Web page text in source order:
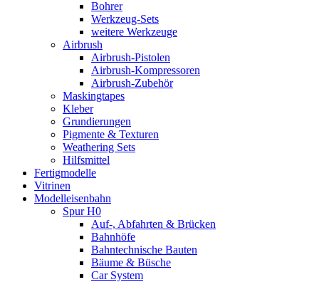
Bohrer
Werkzeug-Sets
weitere Werkzeuge
Airbrush
Airbrush-Pistolen
Airbrush-Kompressoren
Airbrush-Zubehör
Maskingtapes
Kleber
Grundierungen
Pigmente & Texturen
Weathering Sets
Hilfsmittel
Fertigmodelle
Vitrinen
Modelleisenbahn
Spur H0
Auf-, Abfahrten & Brücken
Bahnhöfe
Bahntechnische Bauten
Bäume & Büsche
Car System